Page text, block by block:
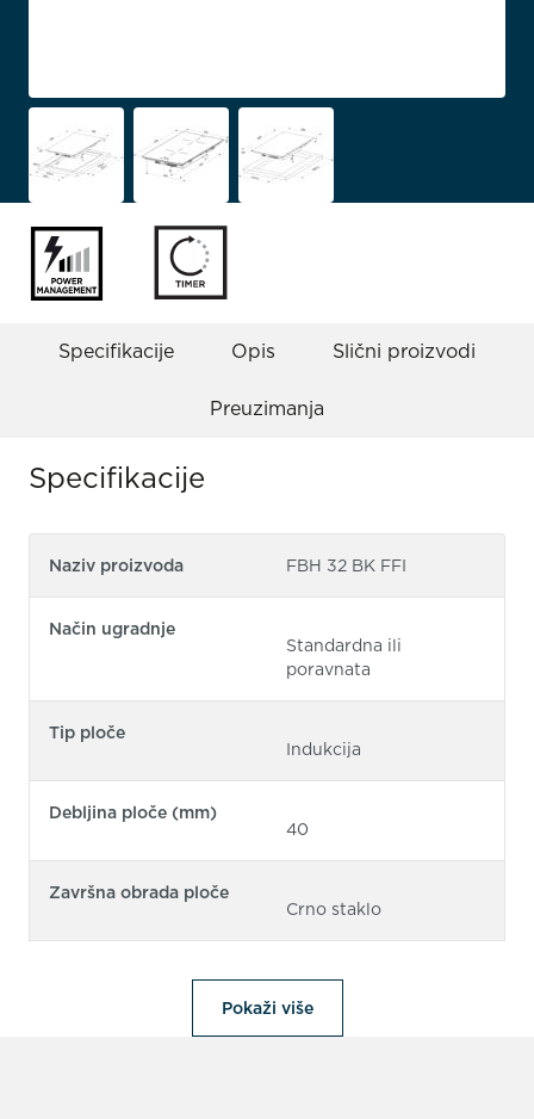
Specifikacije Opis Slični proizvodi
Preuzimanja
Specifikacije
Naziv proizvoda FBH 32 BK FFI
Način ugradnje
Standardna ili
poravnata
Tip ploče
Indukcija
Debljina ploče (mm)
40
Završna obrada ploče
Crno staklo
Pokaži više